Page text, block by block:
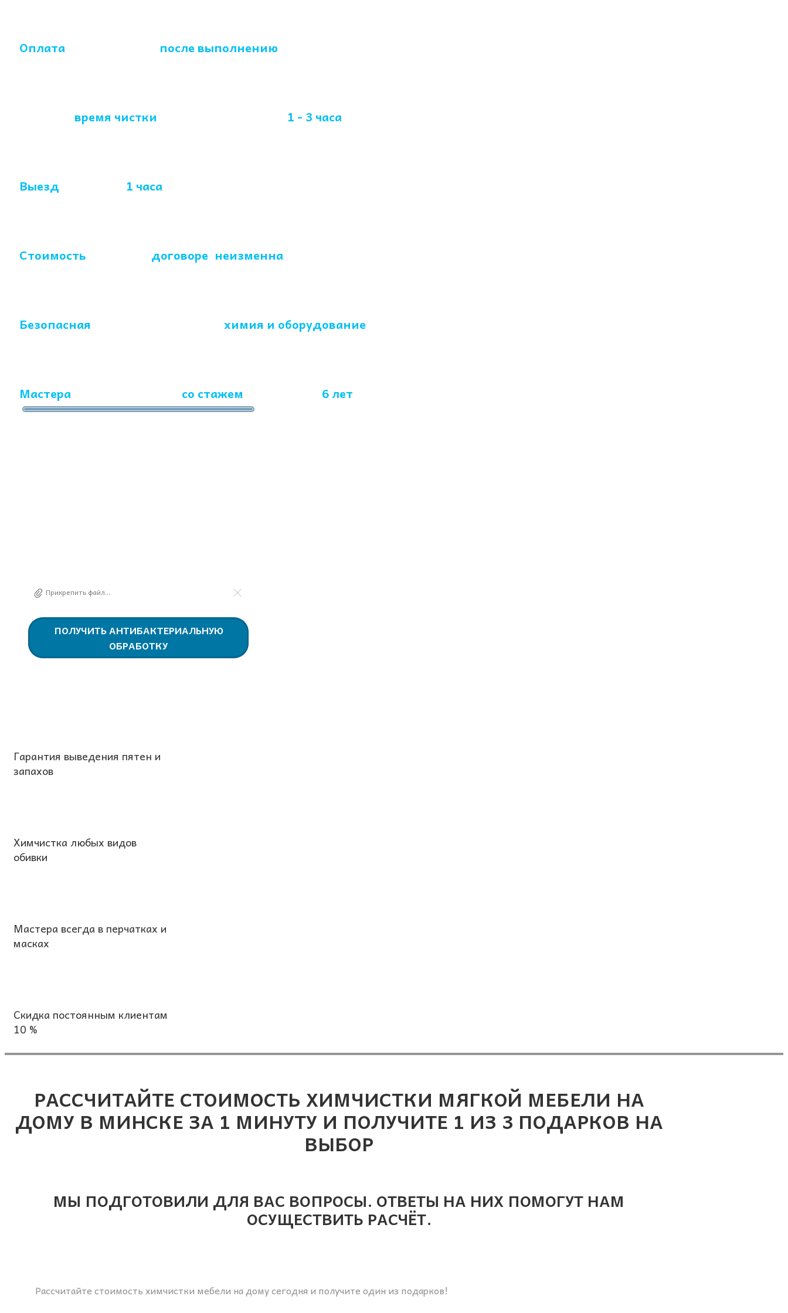
Оплата после выполнению
время чистки 1 - 3 часа
Выезд 1 часа
Стоимость договоре неизменна
Безопасная химия и оборудование
Мастера со стажем 6 лет
Прикрепить файл...
ПОЛУЧИТЬ АНТИБАКТЕРИАЛЬНУЮ
ОБРАБОТКУ
Гарантия выведения пятен и
запахов
Химчистка любых видов
обивки
Мастера всегда в перчатках и
масках
Скидка постоянным клиентам
10 %
РАССЧИТАЙТЕ СТОИМОСТЬ ХИМЧИСТКИ МЯГКОЙ МЕБЕЛИ НА
ДОМУ В МИНСКЕ ЗА 1 МИНУТУ И ПОЛУЧИТЕ 1 ИЗ 3 ПОДАРКОВ НА
ВЫБОР
МЫ ПОДГОТОВИЛИ ДЛЯ ВАС ВОПРОСЫ. ОТВЕТЫ НА НИХ ПОМОГУТ НАМ
ОСУЩЕСТВИТЬ РАСЧЁТ.
Рассчитайте стоимость химчистки мебели на дому сегодня и получите один из подарков!